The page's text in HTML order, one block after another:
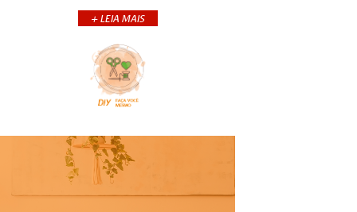
+ LEIA MAISA defumação &...
+CONTINUA
COMPARTILHE: